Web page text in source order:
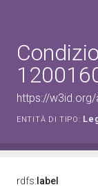
https://
ENTITÀ DI TIPO:
rdfs: label